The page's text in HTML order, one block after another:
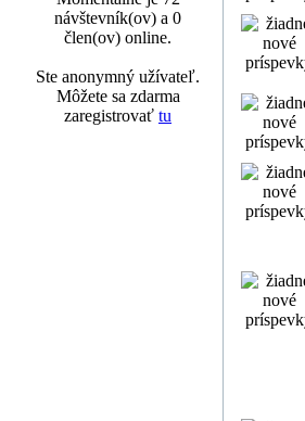
návštevník(ov) a 0
člen(ov) online.
Ste anonymný užívateľ.
Môžete sa zdarma
zaregistrovať tu